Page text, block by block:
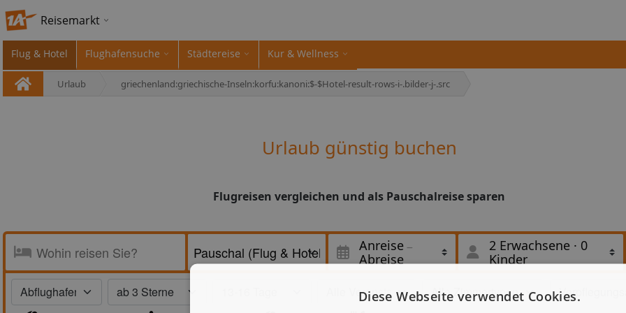
Reisemarkt
Flug & Hotel Flughafensuche Städtereise Kur & Wellness
Urlaub griechenland:griechische-Inseln:korfu:kanoni:$-$Hotel-result-rows-i-.bilder-j-.src
Urlaub günstig buchen
Flugreisen vergleichen und als Pauschalreise sparen
Anreise
Abreise
2 Erwachsene · 0
Kinder
Diese Webseite verwendet Cookies.